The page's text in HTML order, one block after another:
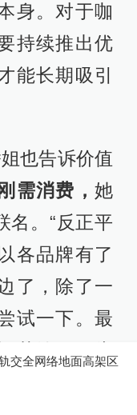
身。对于咖
持续推出优
能长期吸引
也告诉价值
需消费，她
名。“反正平
各品牌有了
了，除了一
试一下。最
花钱，因为
还留在我的
交全网络地面高架区